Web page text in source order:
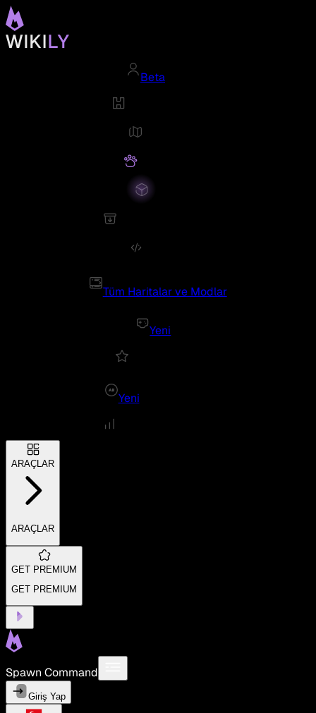
Beta
Tüm Haritalar ve Modlar
Yeni
Yeni
ARAÇLAR
ARAÇLAR
GET PREMIUM
GET PREMIUM
Spawn Command
Giriş Yap